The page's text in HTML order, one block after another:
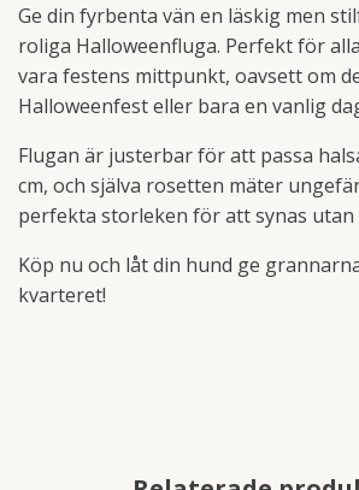
Ge din fyrbenta vän en läskig men
roliga Halloweenfluga. Perfekt för
vara festens mittpunkt, oavsett om
Halloweenfest eller bara en vanlig
Flugan är justerbar för att passa
cm, och själva rosetten mäter
perfekta storleken för att synas utan
Köp nu och låt din hund ge
kvarteret!